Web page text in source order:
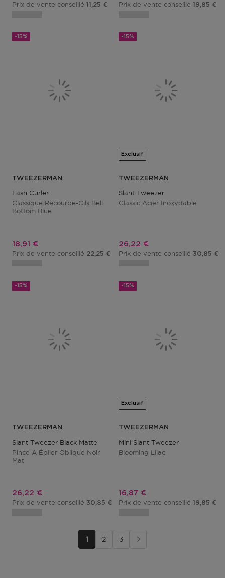
Prix de vente conseillé 11,25 € Prix de vente conseillé 19,85 €
-15%
TWEEZERMAN
Lash Curler
Classique Recourbe-Cils Bell
Bottom Blue
Prix promotionnel
18,91 €
Prix de vente conseillé 22,25 €
-15%
Exclusif
TWEEZERMAN
Slant Tweezer
Classic Acier Inoxydable
Prix promotionnel
26,22 €
Prix de vente conseillé 30,85 €
-15%
TWEEZERMAN
Slant Tweezer Black Matte
Pince À Épiler Oblique Noir
Mat
Prix promotionnel
26,22 €
Prix de vente conseillé 30,85 €
-15%
Exclusif
TWEEZERMAN
Mini Slant Tweezer
Blooming Lilac
Prix promotionnel
16,87 €
Prix de vente conseillé 19,85 €
1 2 3